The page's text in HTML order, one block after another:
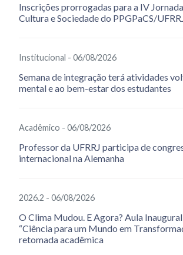
Inscrições prorrogadas para a IV
Cultura e Sociedade do PPGPaCS/
Institucional - 06/08/2026
Semana de integração terá atividades
mental e ao bem-estar dos estudantes
Acadêmico - 06/08/2026
Professor da UFRRJ participa de
internacional na Alemanha
2026.2 - 06/08/2026
O Clima Mudou. E Agora? Aula
“Ciência para um Mundo em
retomada acadêmica